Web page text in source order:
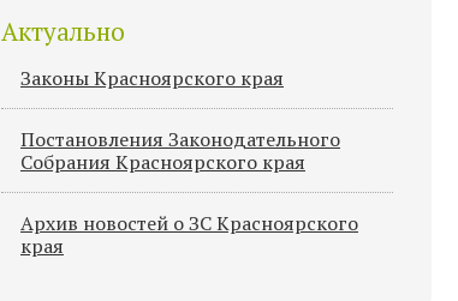
Актуально
Законы Красноярского края
Постановления Законодательного
Cобрания Красноярского края
Архив новостей о ЗС Красноярского
края